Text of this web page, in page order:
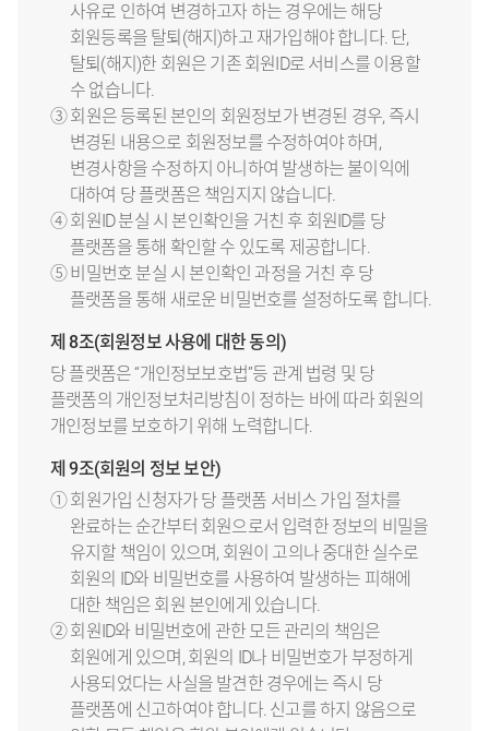
사유로 인하여 변경하고자 하는 경우에는 해당
회원등록을 탈퇴(해지)하고 재가입해야 합니다. 단,
탈퇴(해지)한 회원은 기존 회원ID로 서비스를 이용할
수 없습니다.
③ 회원은 등록된 본인의 회원정보가 변경된 경우, 즉시
변경된 내용으로 회원정보를 수정하여야 하며,
변경사항을 수정하지 아니하여 발생하는 불이익에
대하여 당 플랫폼은 책임지지 않습니다.
④ 회원ID 분실 시 본인확인을 거친 후 회원ID를 당
플랫폼을 통해 확인할 수 있도록 제공합니다.
⑤ 비밀번호 분실 시 본인확인 과정을 거친 후 당
플랫폼을 통해 새로운 비밀번호를 설정하도록 합니다.
제 8조(회원정보 사용에 대한 동의)
당 플랫폼은 “개인정보보호법”등 관계 법령 및 당
플랫폼의 개인정보처리방침이 정하는 바에 따라 회원의
개인정보를 보호하기 위해 노력합니다.
제 9조(회원의 정보 보안)
① 회원가입 신청자가 당 플랫폼 서비스 가입 절차를
완료하는 순간부터 회원으로서 입력한 정보의 비밀을
유지할 책임이 있으며, 회원이 고의나 중대한 실수로
회원의 ID와 비밀번호를 사용하여 발생하는 피해에
대한 책임은 회원 본인에게 있습니다.
② 회원ID와 비밀번호에 관한 모든 관리의 책임은
회원에게 있으며, 회원의 ID나 비밀번호가 부정하게
사용되었다는 사실을 발견한 경우에는 즉시 당
플랫폼에 신고하여야 합니다. 신고를 하지 않음으로